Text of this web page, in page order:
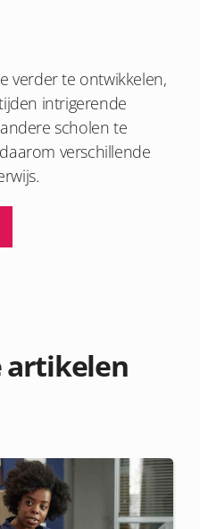
verder te ontwikkelen,
intrigerende
scholen te
verschillende
artikelen